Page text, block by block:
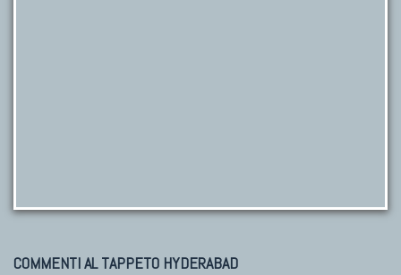
COMMENTI AL TAPPETO HYDERABAD